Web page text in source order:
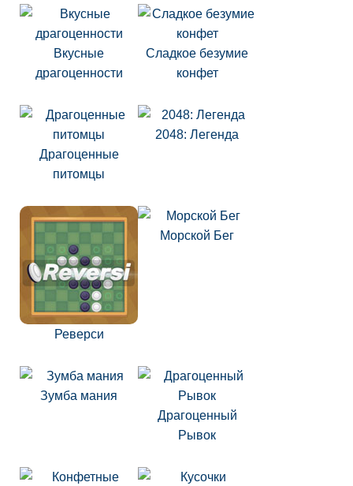
Вкусные
драгоценности
Сладкое безумие
конфет
Драгоценные
питомцы
2048: Легенда
Реверси
Морской Бег
Зумба мания
Драгоценный
Рывок